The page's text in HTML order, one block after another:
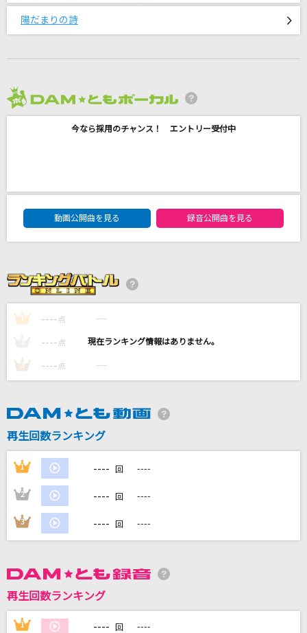
RADWIMPS
シングルベッド
[生音]恋人ごっこ
もっと見る
DAMに会員登録・ログインして
家族や友達と一緒に！練習にも！
陽だまりの詩
今なら採用のチャンス！ エントリー受付中
DAM★ともボーカルエントリーランキング
動画公開曲を見る
録音公開曲を見る
1 ---- 点 ----
---- 点 ----
3 ---- 点 ----
再生回数ランキング
1 ---- 回 ----
2 ---- 回 ----
3 ---- 回 ----
再生回数ランキング
1 ---- 回 ----